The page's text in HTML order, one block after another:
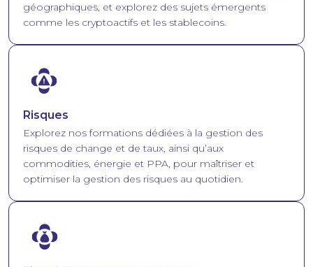
géographiques, et explorez des sujets émergents
comme les cryptoactifs et les stablecoins.
Image
Risques
Explorez nos formations dédiées à la gestion des
risques de change et de taux, ainsi qu’aux
commodities, énergie et PPA, pour maîtriser et
optimiser la gestion des risques au quotidien.
Image